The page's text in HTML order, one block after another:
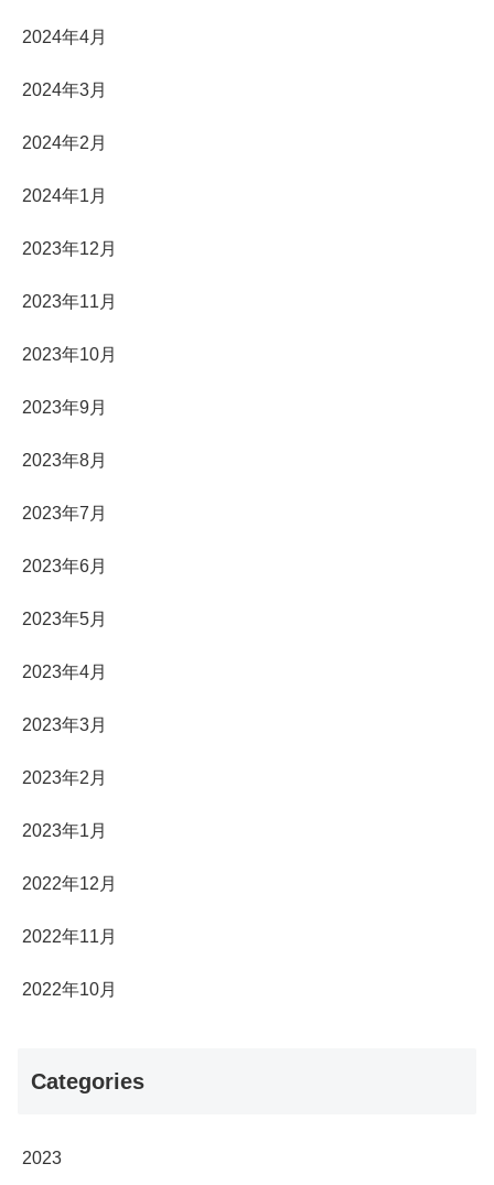
2024年4月
2024年3月
2024年2月
2024年1月
2023年12月
2023年11月
2023年10月
2023年9月
2023年8月
2023年7月
2023年6月
2023年5月
2023年4月
2023年3月
2023年2月
2023年1月
2022年12月
2022年11月
2022年10月
Categories
2023